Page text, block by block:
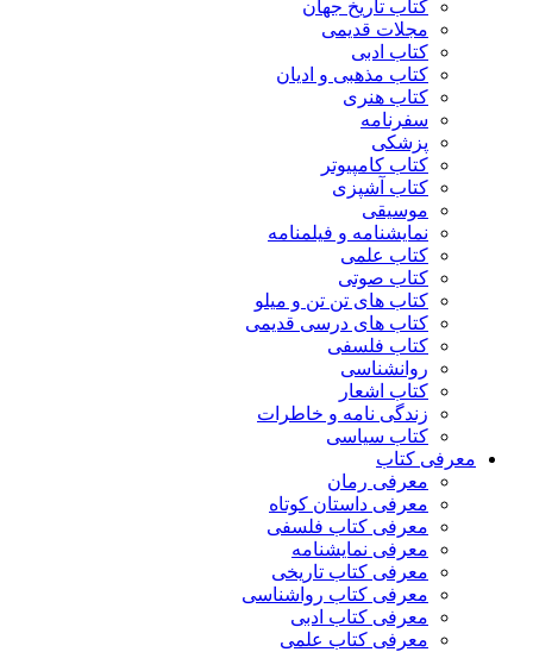
کتاب تاریخ جهان
مجلات قدیمی
کتاب ادبی
کتاب مذهبی و ادیان
کتاب هنری
سفرنامه
پزشکی
کتاب کامپیوتر
کتاب آشپزی
موسیقی
نمایشنامه و فیلمنامه
کتاب علمی
کتاب صوتی
کتاب های تن تن و میلو
کتاب های درسی قدیمی
کتاب فلسفی
روانشناسی
کتاب اشعار
زندگی نامه و خاطرات
کتاب سیاسی
معرفی کتاب
معرفی رمان
معرفی داستان کوتاه
معرفی کتاب فلسفی
معرفی نمایشنامه
معرفی کتاب تاریخی
معرفی کتاب رواشناسی
معرفی کتاب ادبی
معرفی کتاب علمی